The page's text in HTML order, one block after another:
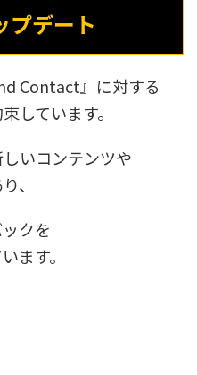
プデート
Contact』に対する
しています。
いコンテンツや
、
クを
ます。